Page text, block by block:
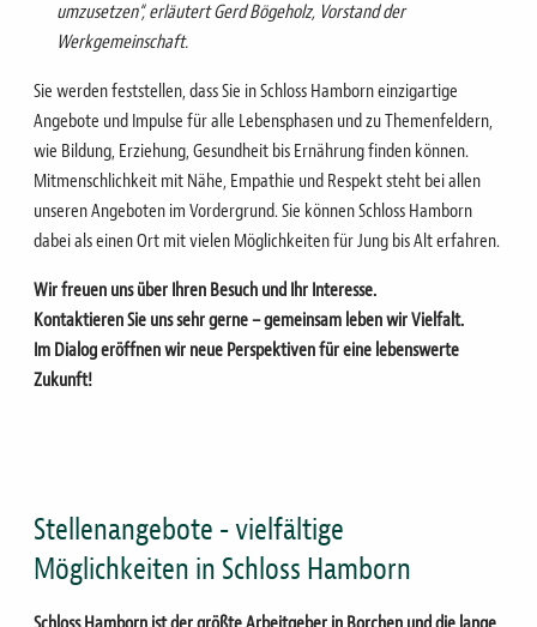
umzusetzen“,erläutert Gerd Bögeholz, Vorstand der
Werkgemeinschaft.
Sie werden feststellen, dass Sie in Schloss Hamborn einzigartige
Angebote und Impulse für alle Lebensphasen und zu Themenfeldern,
wie Bildung, Erziehung, Gesundheit bis Ernährung finden können.
Mitmenschlichkeit mit Nähe, Empathie und Respekt steht bei allen
unseren Angeboten im Vordergrund. Sie können Schloss Hamborn
dabei als einen Ort mit vielen Möglichkeiten für Jung bis Alt erfahren.
Wir freuen uns über Ihren Besuch und Ihr Interesse.
Kontaktieren Sie uns sehr gerne – gemeinsam leben wir Vielfalt.
Im Dialog eröffnen wir neue Perspektiven für eine lebenswerte
Zukunft!
Stellenangebote - vielfältige
Möglichkeiten in Schloss Hamborn